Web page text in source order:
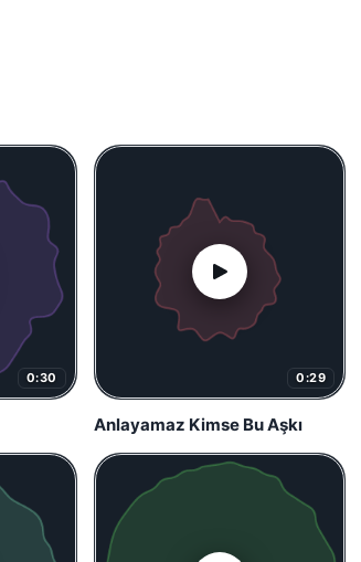
0:30 0:29
Anlayamaz Kimse Bu Aşkı